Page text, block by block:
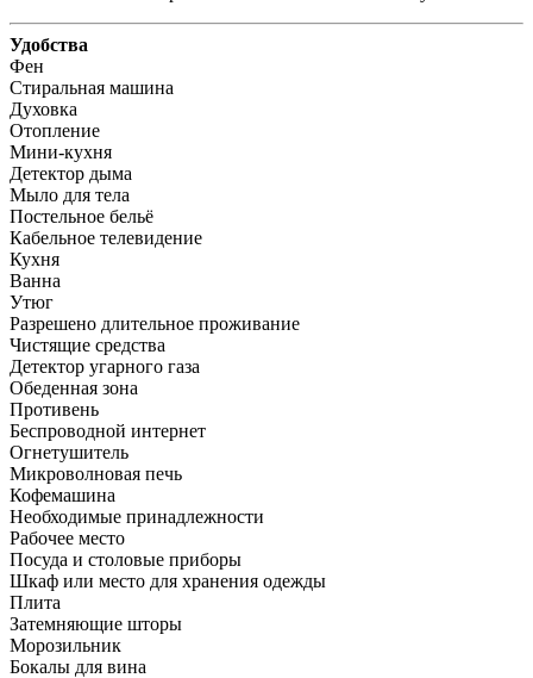
Удобства
Фен
Стиральная машина
Духовка
Отопление
Мини-кухня
Детектор дыма
Мыло для тела
Постельное бельё
Кабельное телевидение
Кухня
Ванна
Утюг
Разрешено длительное проживание
Чистящие средства
Детектор угарного газа
Обеденная зона
Противень
Беспроводной интернет
Огнетушитель
Микроволновая печь
Кофемашина
Необходимые принадлежности
Рабочее место
Посуда и столовые приборы
Шкаф или место для хранения одежды
Плита
Затемняющие шторы
Морозильник
Бокалы для вина